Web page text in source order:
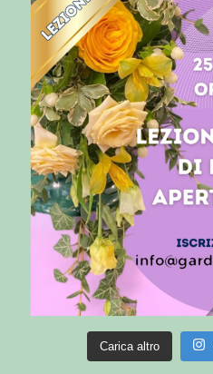
Carica altro